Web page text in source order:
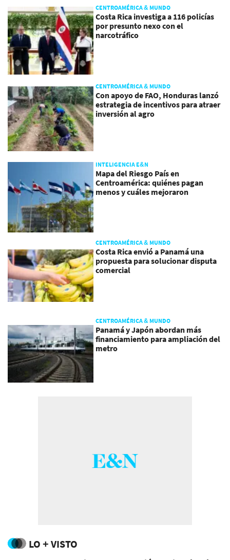
CENTROAMÉRICA & MUNDO
Costa Rica investiga a 116 policías
por presunto nexo con el
narcotráfico
CENTROAMÉRICA & MUNDO
Con apoyo de FAO, Honduras lanzó
estrategia de incentivos para atraer
inversión al agro
INTELIGENCIA E&N
Mapa del Riesgo País en
Centroamérica: quiénes pagan
menos y cuáles mejoraron
CENTROAMÉRICA & MUNDO
Costa Rica envió a Panamá una
propuesta para solucionar disputa
comercial
CENTROAMÉRICA & MUNDO
Panamá y Japón abordan más
financiamiento para ampliación del
metro
LO + VISTO